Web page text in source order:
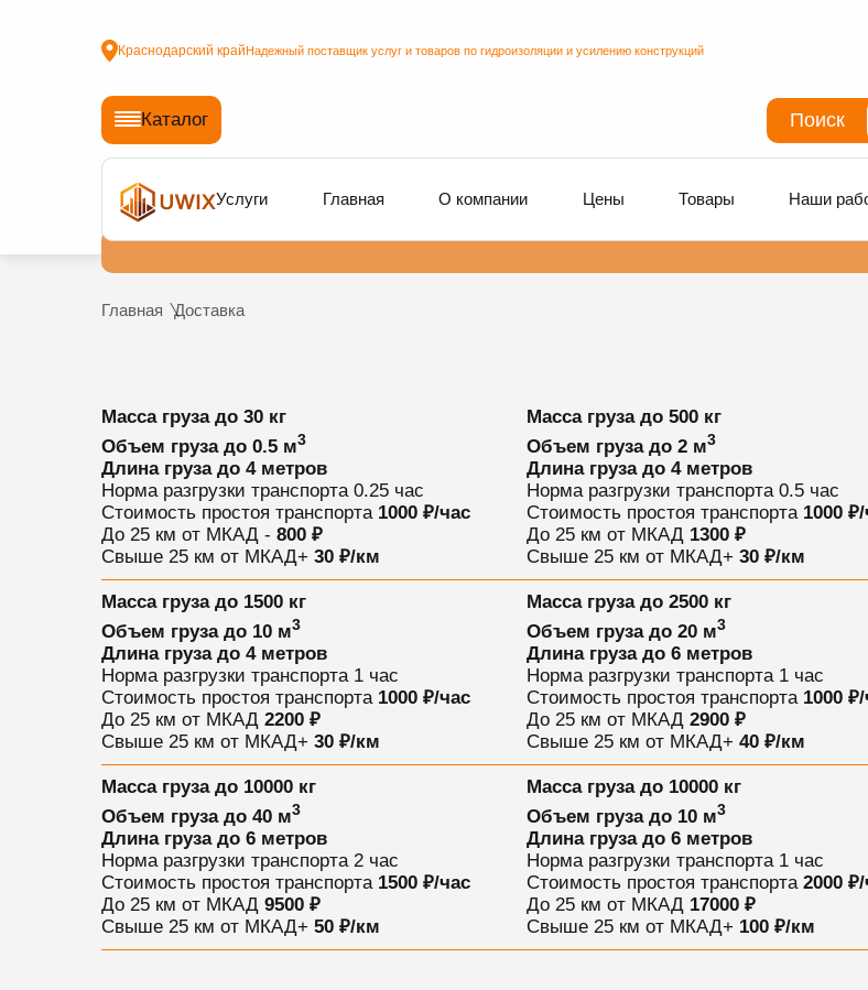
Краснодарский крайНадежный поставщик услуг и товаров по гидроизоляции и усилению конструкций
Каталог Поиск
Услуги Главная О компании Цены Товары Наши
Главная Доставка
Масса груза до 30 кг
Объем груза до 0.5 м3
Длина груза до 4 метров
Норма разгрузки транспорта 0.25 час
Стоимость простоя транспорта 1000 ₽/час
До 25 км от МКАД - 800 ₽
Свыше 25 км от МКАД+ 30 ₽/км
Масса груза до 500 кг
Объем груза до 2 м3
Длина груза до 4 метров
Норма разгрузки транспорта 0.5 час
Стоимость простоя транспорта 1000
До 25 км от МКАД 1300 ₽
Свыше 25 км от МКАД+ 30 ₽/км
Масса груза до 1500 кг
Объем груза до 10 м3
Длина груза до 4 метров
Норма разгрузки транспорта 1 час
Стоимость простоя транспорта 1000 ₽/час
До 25 км от МКАД 2200 ₽
Свыше 25 км от МКАД+ 30 ₽/км
Масса груза до 2500 кг
Объем груза до 20 м3
Длина груза до 6 метров
Норма разгрузки транспорта 1 час
Стоимость простоя транспорта 1000
До 25 км от МКАД 2900 ₽
Свыше 25 км от МКАД+ 40 ₽/км
Масса груза до 10000 кг
Объем груза до 40 м3
Длина груза до 6 метров
Норма разгрузки транспорта 2 час
Стоимость простоя транспорта 1500 ₽/час
До 25 км от МКАД 9500 ₽
Свыше 25 км от МКАД+ 50 ₽/км
Масса груза до 10000 кг
Объем груза до 10 м3
Длина груза до 6 метров
Норма разгрузки транспорта 1 час
Стоимость простоя транспорта 2000
До 25 км от МКАД 17000 ₽
Свыше 25 км от МКАД+ 100 ₽/км